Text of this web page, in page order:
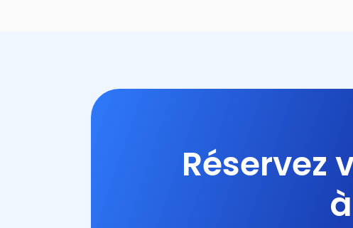
Réservez